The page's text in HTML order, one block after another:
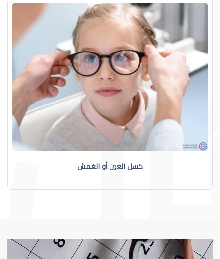
كسل العين أو الغمش